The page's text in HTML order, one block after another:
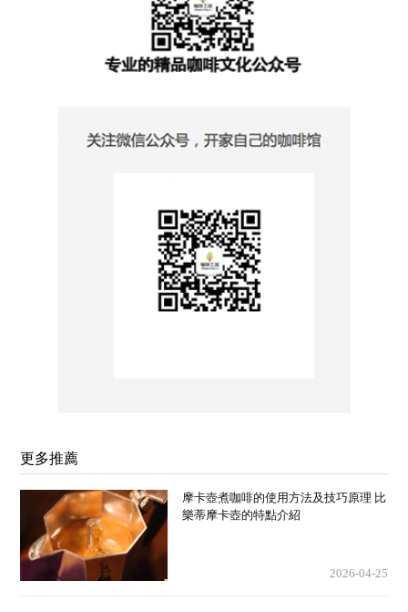
更多推薦
摩卡壺煮咖啡的使用方法及技巧原理 比
樂蒂摩卡壺的特點介紹
2026-04-25